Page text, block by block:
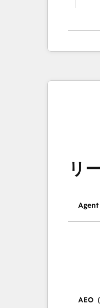
の
リ
AEO